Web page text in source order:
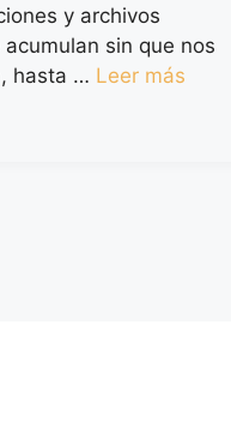
y archivos
sin que nos
hasta … Leer más